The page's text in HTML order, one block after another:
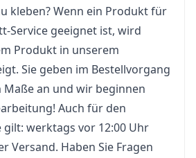
kleben? Wenn ein Produkt für
Service geeignet ist, wird
Produkt in unserem
Sie geben im Bestellvorgang
an und wir beginnen
Auch für den
gilt: werktags vor 12:00 Uhr
Versand. Haben Sie Fragen